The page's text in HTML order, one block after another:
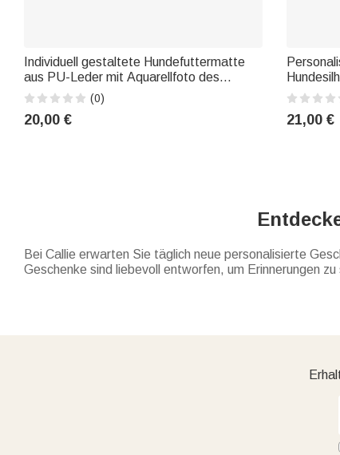
Individuell gestaltete Hundefuttermatte
aus PU-Leder mit Aquarellfoto des
Haustiers und Namen – Ruheplatz für
Haustiere, für den täglichen Gebrauch,
Geburtstagsgeschenk für Tierfreunde und
(0)
20,00 €
und
21,00 €
Bei Callie erwarten Sie täglich neue personalisierte
Geschenke sind liebevoll entworfen, um Erinnerungen
Die Neuheiten bieten eine vielfältige Auswahl an
Jetzt die neuesten personalisierten Geschenke